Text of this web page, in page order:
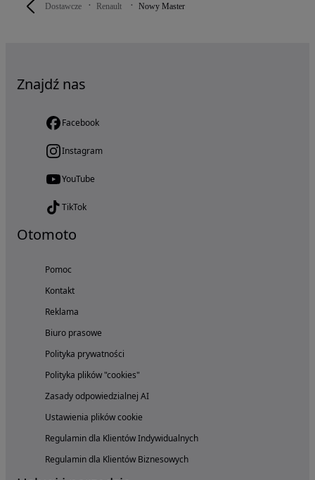
Dostawcze Renault Nowy Master
Znajdź nas
Facebook
Instagram
YouTube
TikTok
Otomoto
Pomoc
Kontakt
Reklama
Biuro prasowe
Polityka prywatności
Polityka plików "cookies"
Zasady odpowiedzialnej AI
Ustawienia plików cookie
Regulamin dla Klientów Indywidualnych
Regulamin dla Klientów Biznesowych